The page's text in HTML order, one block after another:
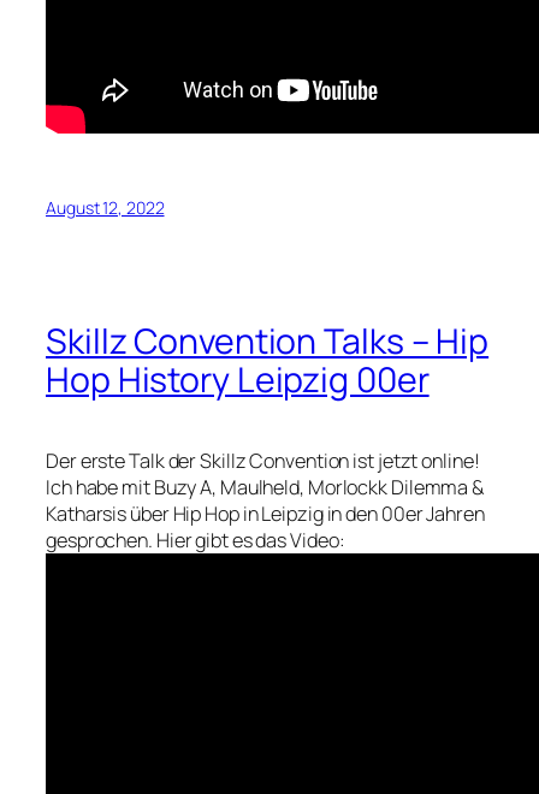
August 12, 2022
Skillz Convention Talks – Hip
Hop History Leipzig 00er
Der erste Talk der Skillz Convention ist jetzt online!
Ich habe mit Buzy A, Maulheld, Morlockk Dilemma &
Katharsis über Hip Hop in Leipzig in den 00er Jahren
gesprochen. Hier gibt es das Video: